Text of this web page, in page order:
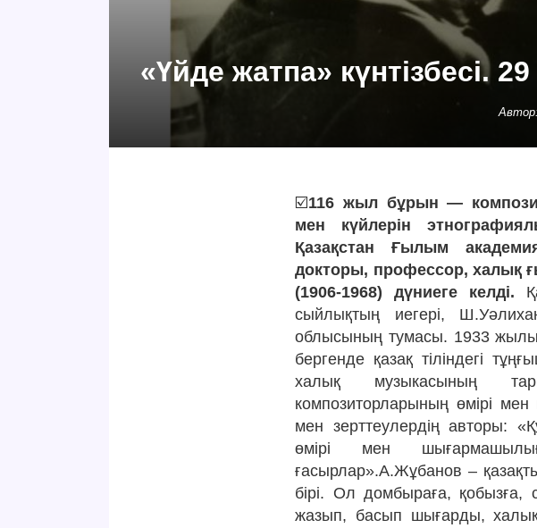
«Үйде жатпа» күнтізбесі.
☑️116 жыл бұрын —
мен күйлерін
Қазақстан Ғылым
докторы, профессор, халық
(1906-1968) дүниеге келді.
сыйлықтың иегері,
облысының тумасы. 1933
бергенде қазақ тіліндегі
халық музыкасының
композиторларының өмірі
мен зерттеулердің авторы:
өмірі мен
ғасырлар».А.Жұбанов –
бірі. Ол домбыраға,
жазып, басып шығарды, халық